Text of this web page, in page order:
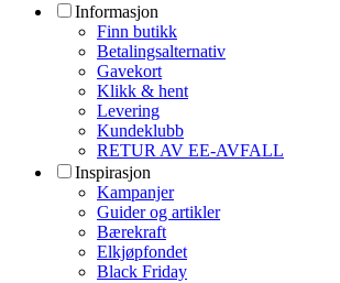
Informasjon
Finn butikk
Betalingsalternativ
Gavekort
Klikk & hent
Levering
Kundeklubb
RETUR AV EE-AVFALL
Inspirasjon
Kampanjer
Guider og artikler
Bærekraft
Elkjøpfondet
Black Friday